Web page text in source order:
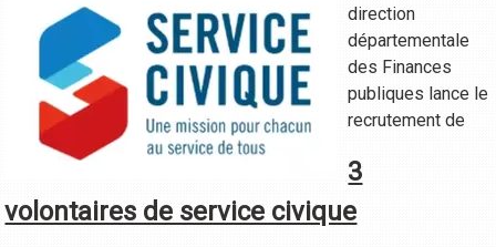
direction
départementale
des Finances
publiques lance le
recrutement de
3
volontaires de service civique